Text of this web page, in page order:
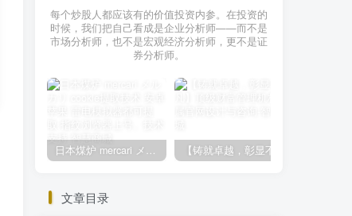
每个炒股人都应该有的价值投资内参。在投资的
时候，我们把自己看成是企业分析师——而不是
市场分析师，也不是宏观经济分析师，更不是证
券分析师。
日本煤炉 mercari メルカリ cookie提取技术 安卓 苹果 雷电模拟器都可提取,指纹浏览器上号。技术支持
文章目录